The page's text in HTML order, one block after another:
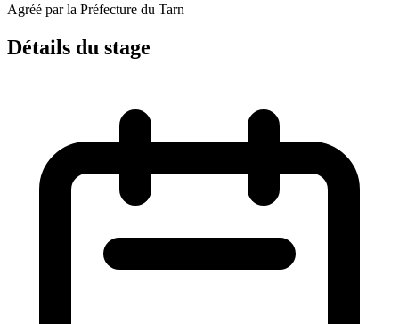
Agréé par la Préfecture du Tarn
Détails du stage